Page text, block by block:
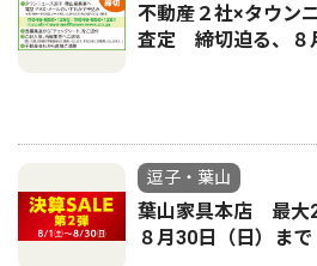
不動産２社×タウン
査定 締切迫る、８
逗子・葉山
葉山家具本店 最大
８月30日（日）まで